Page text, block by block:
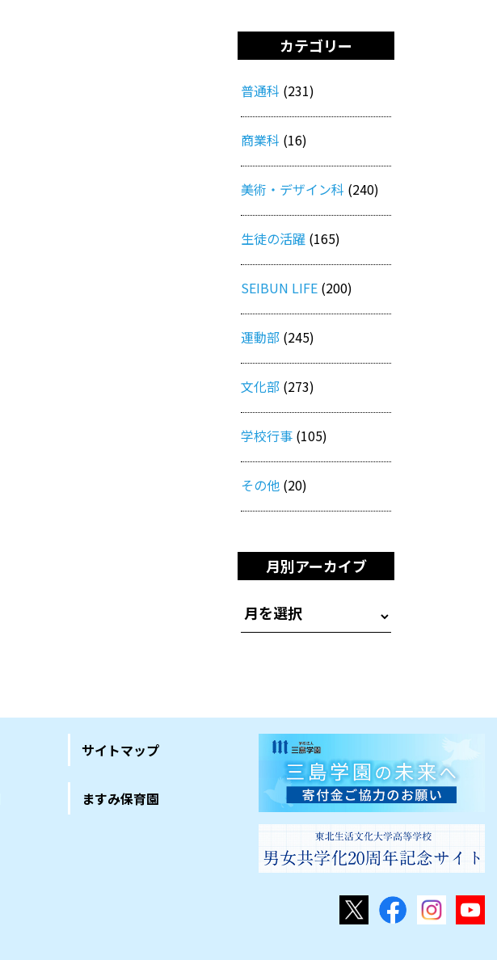
カテゴリー
普通科 (231)
商業科 (16)
美術・デザイン科 (240)
生徒の活躍 (165)
SEIBUN LIFE (200)
運動部 (245)
文化部 (273)
学校行事 (105)
その他 (20)
月別アーカイブ
サイトマップ
ますみ保育園